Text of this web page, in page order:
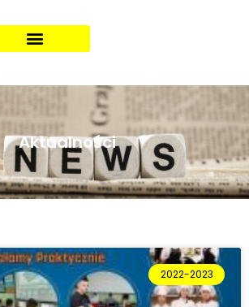
Aktualności
2022-2023